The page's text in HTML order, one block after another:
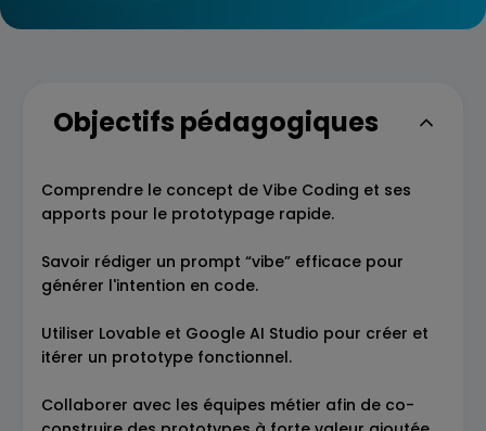
Objectifs pédagogiques
Comprendre le concept de Vibe Coding et ses
apports pour le prototypage rapide.
Savoir rédiger un prompt “vibe” efficace pour
générer l'intention en code.
Utiliser Lovable et Google AI Studio pour créer et
itérer un prototype fonctionnel.
Collaborer avec les équipes métier afin de co-